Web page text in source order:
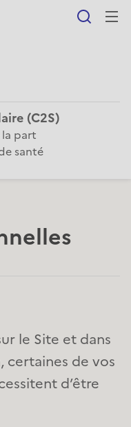
(C2S)
part
santé
le Site et dans
certaines de vos
d’être